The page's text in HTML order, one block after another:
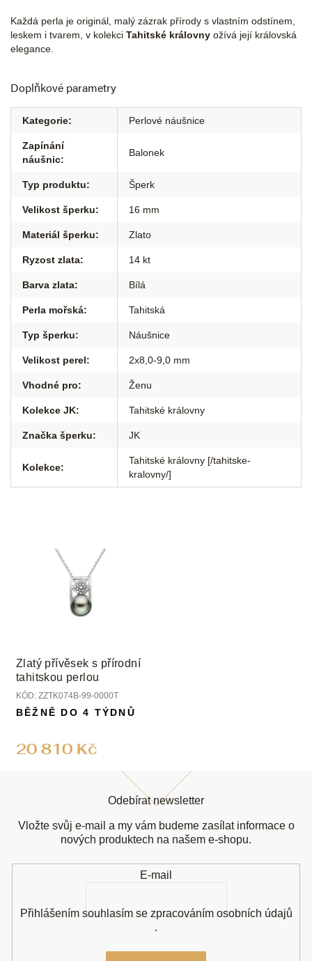
Každá perla je originál, malý zázrak přírody s vlastním odstínem,
leskem i tvarem, v kolekci Tahitské královny ožívá její královská
elegance.
Doplňkové parametry
Kategorie: Perlové náušnice
Zapínání
náušnic:
Balonek
Typ produktu: Šperk
Velikost šperku: 16 mm
Materiál šperku: Zlato
Ryzost zlata: 14 kt
Barva zlata: Bílá
Perla mořská: Tahitská
Typ šperku: Náušnice
Velikost perel: 2x8,0-9,0 mm
Vhodné pro: Ženu
Kolekce JK: Tahitské královny
Značka šperku: JK
Kolekce:
Tahitské královny [/tahitske-
kralovny/]
Zlatý přívěsek s přírodní
tahitskou perlou
KÓD: ZZTK074B-99-0000T
20 810 Kč
BĚŽNĚ DO 4 TÝDNŮ
Odebírat newsletter
Vložte svůj e-mail a my vám budeme zasílat informace o
nových produktech na našem e-shopu.
E-mail
Přihlášením souhlasím se zpracováním osobních údajů
.